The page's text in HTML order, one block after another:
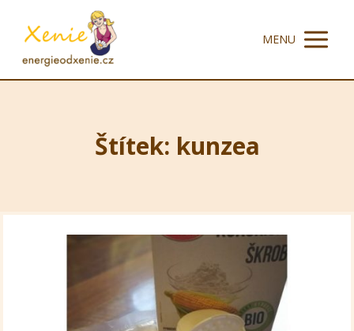
MENU
Štítek: kunzea